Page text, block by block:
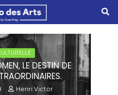
LE DESTIN DE
Henri Victor